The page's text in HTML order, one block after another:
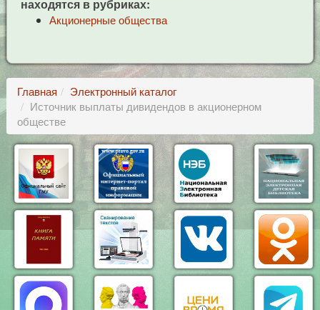
находятся в рубриках:
Акционерные общества
Главная
Электронный каталог
Источник выплаты дивидендов в акционерном
обществе